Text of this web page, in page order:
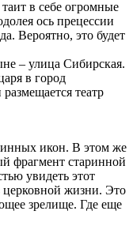
в себе огромные
ось прецессии
Вероятно, это будет
– улица Сибирская.
в город
театр
икон. В этом же
фрагмент старинной
увидеть этот
церковной жизни. Это
зрелище. Где еще